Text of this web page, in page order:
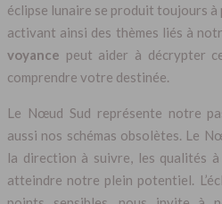
éclipse lunaire se produit toujours à
activant ainsi des thèmes liés à
voyance peut aider à décrypter
comprendre votre destinée.
Le Nœud Sud représente notre
aussi nos schémas obsolètes. Le
la direction à suivre, les qualités
atteindre notre plein potentiel.